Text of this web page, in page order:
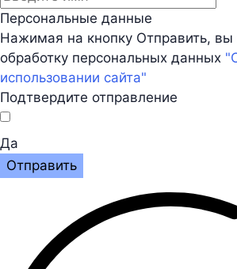
Персональные данные
Нажимая на кнопку Отправить, вы
обработку персональных данных
использовании сайта"
Подтвердите отправление
Да
Отправить